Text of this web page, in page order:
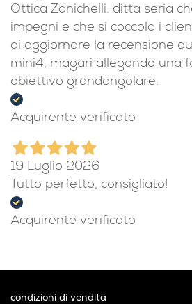
Ottica Zanichelli: ditta seria
impegni e che si coccola i
di aggiornare la recensione
mini4, magari allegando una
obiettivo grandangolare.
Acquirente verificato
19 Luglio 2026
Tutto perfetto, consigliato!
Acquirente verificato
condizioni di vendita